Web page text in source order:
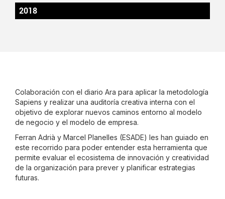
2018
Colaboración con el diario Ara para aplicar la metodología
Sapiens y realizar una auditoría creativa interna con el
objetivo de explorar nuevos caminos entorno al modelo
de negocio y el modelo de empresa.
Ferran Adrià y Marcel Planelles (ESADE) les han guiado en
este recorrido para poder entender esta herramienta que
permite evaluar el ecosistema de innovación y creatividad
de la organización para prever y planificar estrategias
futuras.